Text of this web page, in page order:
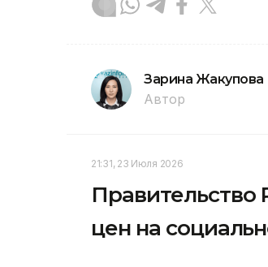
Зарина Жакупова
Автор
21:31, 23 Июля 2026
Правительство
цен на